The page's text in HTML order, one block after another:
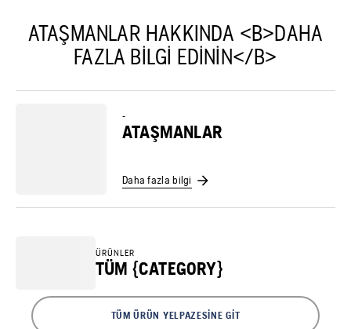
ATAŞMANLAR HAKKINDA <B>DAHA
FAZLA BILGI EDININ</B>
-
ATAŞMANLAR
Daha fazla bilgi
ÜRÜNLER
TÜM {CATEGORY}
TÜM ÜRÜN YELPAZESINE GIT